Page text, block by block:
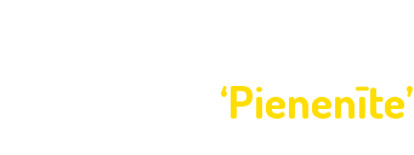
‘Pienenīte’